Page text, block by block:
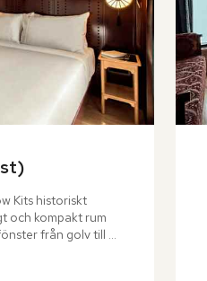
st)
Kits historiskt
och kompakt rum
från golv till
med handfat